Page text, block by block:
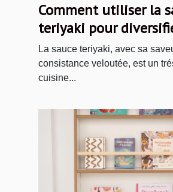
Comment utiliser la
teriyaki pour
plats
La sauce teriyaki, avec sa
consistance veloutée, est un
cuisine...